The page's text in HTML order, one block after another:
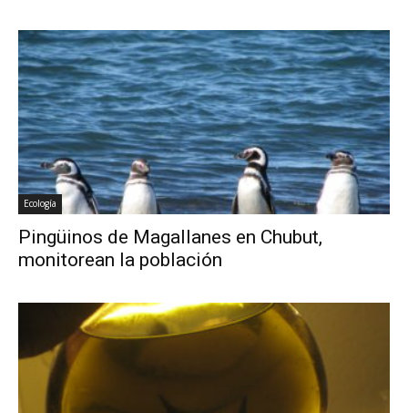
Ecología
Pingüinos de Magallanes en Chubut,
monitorean la población